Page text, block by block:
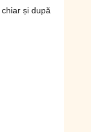
și după